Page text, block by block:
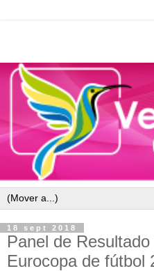
18 sept 2018
Panel de
Eurocopa de fútbol